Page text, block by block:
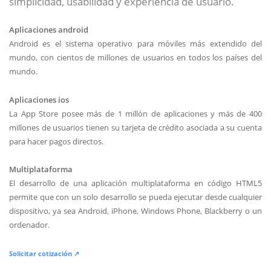
Aplicaciones android
Android es el sistema operativo para móviles más extendido del
mundo, con cientos de millones de usuarios en todos los países del
mundo.
Aplicaciones ios
La App Store posee más de 1 millón de aplicaciones y más de 400
millones de usuarios tienen su tarjeta de crédito asociada a su cuenta
para hacer pagos directos.
Multiplataforma
El desarrollo de una aplicación multiplataforma en código HTML5
permite que con un solo desarrollo se pueda ejecutar desde cualquier
dispositivo, ya sea Android, iPhone, Windows Phone, Blackberry o un
ordenador.
Solicitar cotización ↗